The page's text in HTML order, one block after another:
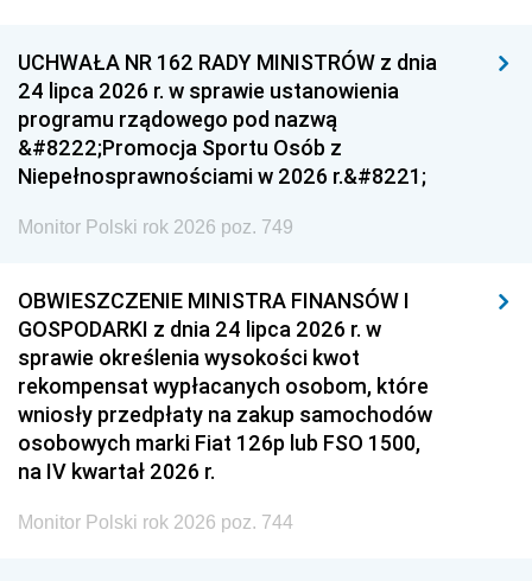
UCHWAŁA NR 162 RADY MINISTRÓW z dnia
24 lipca 2026 r. w sprawie ustanowienia
programu rządowego pod nazwą
&#8222;Promocja Sportu Osób z
Niepełnosprawnościami w 2026 r.&#8221;
Monitor Polski rok 2026 poz. 749
OBWIESZCZENIE MINISTRA FINANSÓW I
GOSPODARKI z dnia 24 lipca 2026 r. w
sprawie określenia wysokości kwot
rekompensat wypłacanych osobom, które
wniosły przedpłaty na zakup samochodów
osobowych marki Fiat 126p lub FSO 1500,
na IV kwartał 2026 r.
Monitor Polski rok 2026 poz. 744